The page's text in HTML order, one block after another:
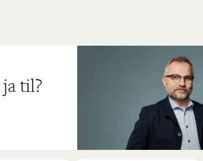
til?